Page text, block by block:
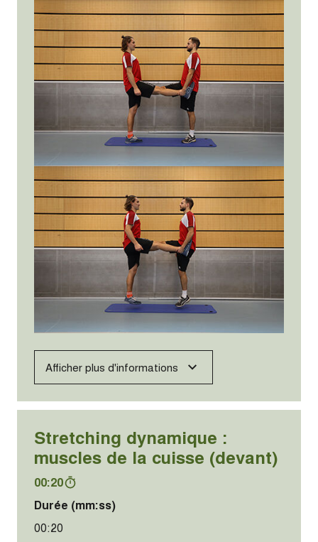
Afficher plus d'informations
Stretching dynamique :
muscles de la cuisse (devant)
00:20
Durée (mm:ss)
00:20